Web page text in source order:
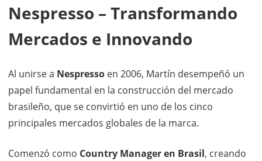
Nespresso – Transformando
Mercados e Innovando
Al unirse a Nespresso en 2006, Martín desempeñó un
papel fundamental en la construcción del mercado
brasileño, que se convirtió en uno de los cinco
principales mercados globales de la marca.
Comenzó como Country Manager en Brasil, creando